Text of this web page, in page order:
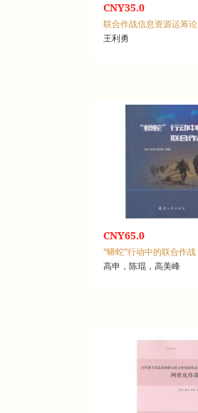
CNY35.0
联合作战信息资源运筹论
王利勇
CNY65.0
“蟒蛇”行动中的联合作战
高申，陈琨，高美峰